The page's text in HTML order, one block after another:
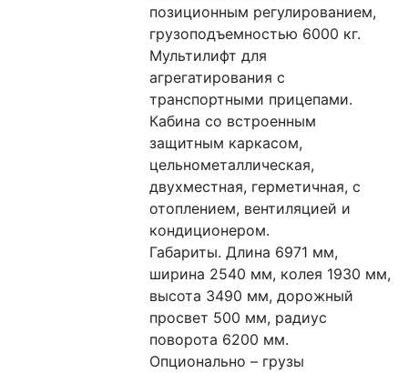
позиционным регулированием,
грузоподъемностью 6000 кг.
Мультилифт для
агрегатирования с
транспортными прицепами.
Кабина со встроенным
защитным каркасом,
цельнометаллическая,
двухместная, герметичная, с
отоплением, вентиляцией и
кондиционером.
Габариты. Длина 6971 мм,
ширина 2540 мм, колея 1930 мм,
высота 3490 мм, дорожный
просвет 500 мм, радиус
поворота 6200 мм.
Опционально – грузы